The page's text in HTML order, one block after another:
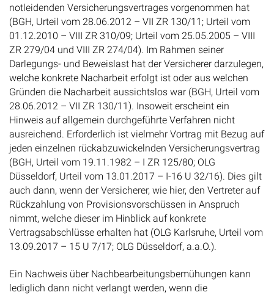
notleidenden Versicherungsvertrages vorgenommen hat
(BGH, Urteil vom 28.06.2012 – VII ZR 130/11; Urteil vom
01.12.2010 – VIII ZR 310/09; Urteil vom 25.05.2005 – VIII
ZR 279/04 und VIII ZR 274/04). Im Rahmen seiner
Darlegungs- und Beweislast hat der Versicherer darzulegen,
welche konkrete Nacharbeit erfolgt ist oder aus welchen
Gründen die Nacharbeit aussichtslos war (BGH, Urteil vom
28.06.2012 – VII ZR 130/11). Insoweit erscheint ein
Hinweis auf allgemein durchgeführte Verfahren nicht
ausreichend. Erforderlich ist vielmehr Vortrag mit Bezug auf
jeden einzelnen rückabzuwickelnden Versicherungsvertrag
(BGH, Urteil vom 19.11.1982 – I ZR 125/80; OLG
Düsseldorf, Urteil vom 13.01.2017 – I-16 U 32/16). Dies gilt
auch dann, wenn der Versicherer, wie hier, den Vertreter auf
Rückzahlung von Provisionsvorschüssen in Anspruch
nimmt, welche dieser im Hinblick auf konkrete
Vertragsabschlüsse erhalten hat (OLG Karlsruhe, Urteil vom
13.09.2017 – 15 U 7/17; OLG Düsseldorf, a.a.O.).
Ein Nachweis über Nachbearbeitungsbemühungen kann
lediglich dann nicht verlangt werden, wenn die